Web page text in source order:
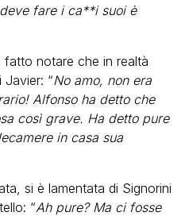
fare i ca**i suoi è
fatto notare che in realtà
Javier: “No amo, non era
Alfonso ha detto che
così grave. Ha detto pure
in casa sua
si è lamentata di Signorini
“Ah pure? Ma ci fosse